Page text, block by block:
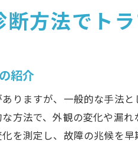
方法でト
紹介
りますが、一般的な手法
方法で、外観の変化や漏
を測定し、故障の兆候を